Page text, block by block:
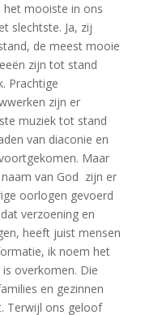
het mooiste in ons
slechtste. Ja, zij
de meest mooie
zijn tot stand
Prachtige
zijn er
muziek tot stand
van diaconie en
Maar
van God zijn er
oorlogen gevoerd
verzoening en
heeft juist mensen
ik noem het
overkomen. Die
en gezinnen
Terwijl ons geloof